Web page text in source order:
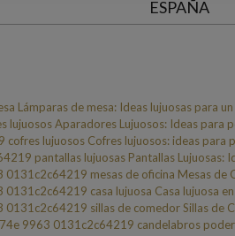
ESPAÑA